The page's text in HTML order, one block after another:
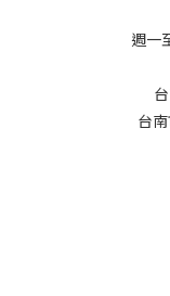
週一
台